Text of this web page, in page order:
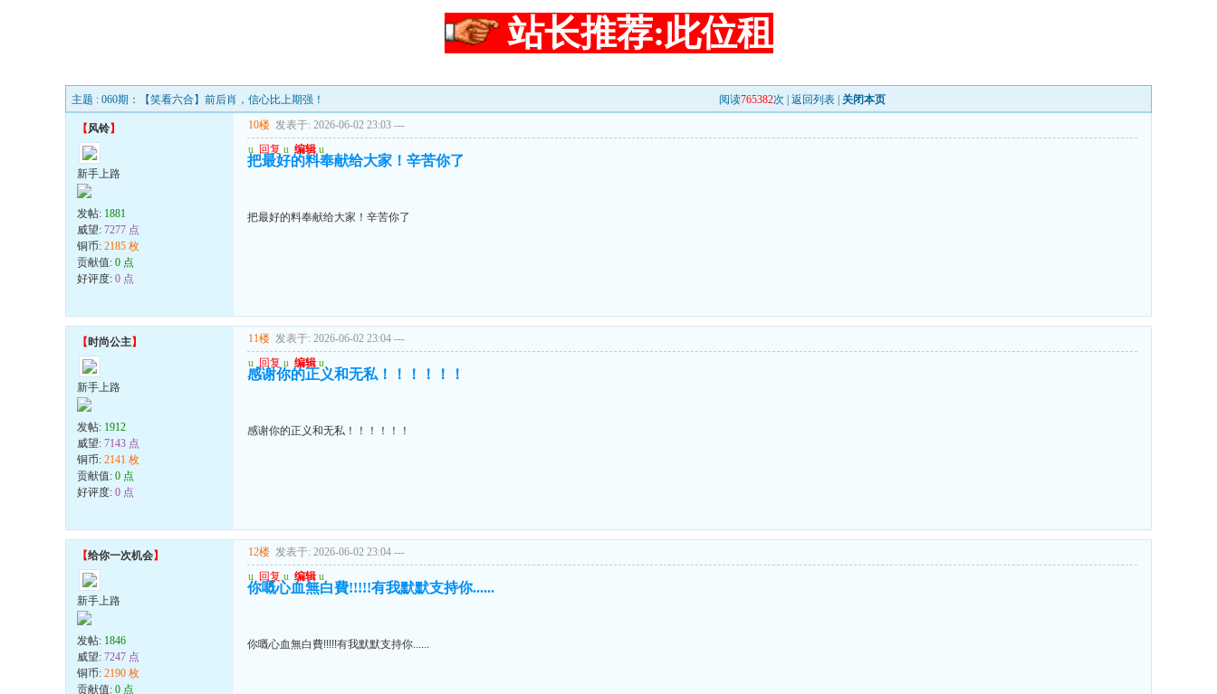
站长推荐:此位租
主题 : 060期：【笑看六合】前后肖，信心比上期强！ 阅读765382次 | 返回列表 关闭本页
【风铃】
新手上路
发帖: 1881
威望: 7277 点
铜币: 2185 枚
贡献值: 0 点
好评度: 0 点
10楼 发表于: 2026-06-02 23:03 ---
u 回复 u 编辑 u
把最好的料奉献给大家！辛苦你了
把最好的料奉献给大家！辛苦你了
【时尚公主】
新手上路
发帖: 1912
威望: 7143 点
铜币: 2141 枚
贡献值: 0 点
好评度: 0 点
11楼 发表于: 2026-06-02 23:04 ---
u 回复 u 编辑 u
感谢你的正义和无私！！！！！！
感谢你的正义和无私！！！！！！
【给你一次机会】
新手上路
发帖: 1846
威望: 7247 点
铜币: 2190 枚
贡献值: 0 点
12楼 发表于: 2026-06-02 23:04 ---
u 回复 u 编辑 u
你嘅心血無白費!!!!!有我默默支持你......
你嘅心血無白費!!!!!有我默默支持你......